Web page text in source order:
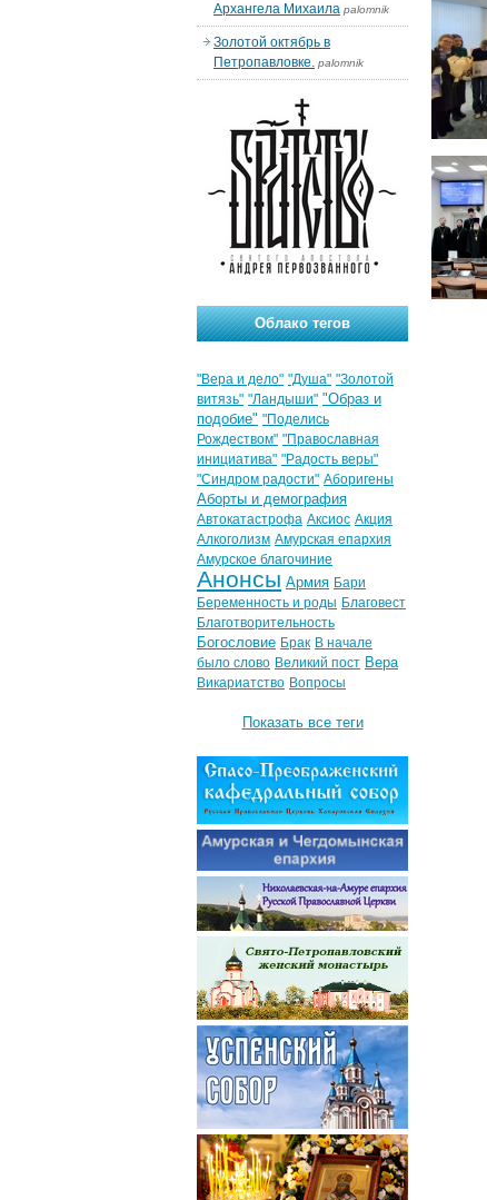
Архангела Михаила palomnik
Золотой октябрь в
Петропавловке. palomnik
Облако тегов
"Вера и дело" "Душа" "Золотой
витязь" "Ландыши" "Образ и
подобие" "Поделись
Рождеством" "Православная
инициатива" "Радость веры"
"Синдром радости" Аборигены
Аборты и демография
Автокатастрофа Аксиос Акция
Алкоголизм Амурская епархия
Амурское благочиние
Анонсы Армия Бари
Беременность и роды Благовест
Благотворительность
Богословие Брак В начале
было слово Великий пост Вера
Викариатство Вопросы
Показать все теги